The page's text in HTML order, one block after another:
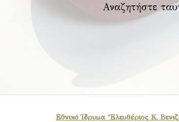
Αναζητήστε
Εθνικό Ίδρυμα "Ελευθέριος Κ.